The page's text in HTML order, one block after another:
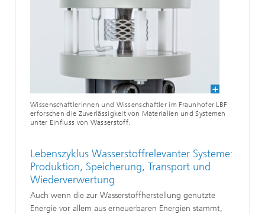
Wissenschaftlerinnen und Wissenschaftler im Fraunhofer LBF
erforschen die Zuverlässigkeit von Materialien und Systemen
unter Einfluss von Wasserstoff.
Lebenszyklus Wasserstoffrelevanter Systeme:
Produktion, Speicherung, Transport und
Wiederverwertung
Auch wenn die zur Wasserstoffherstellung genutzte
Energie vor allem aus erneuerbaren Energien stammt,